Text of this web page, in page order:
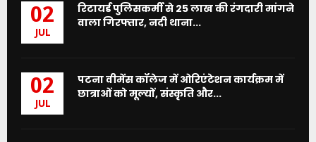
02
JUL
रिटायर्ड पुलिसकर्मी से 25 लाख की रंगदारी मांगने
वाला गिरफ्तार, नदी थाना...
02
JUL
पटना वीमेंस कॉलेज में ओरिएंटेशन कार्यक्रम में
छात्राओं को मूल्यों, संस्कृति और...